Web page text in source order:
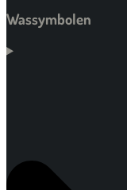
Wassymbolen